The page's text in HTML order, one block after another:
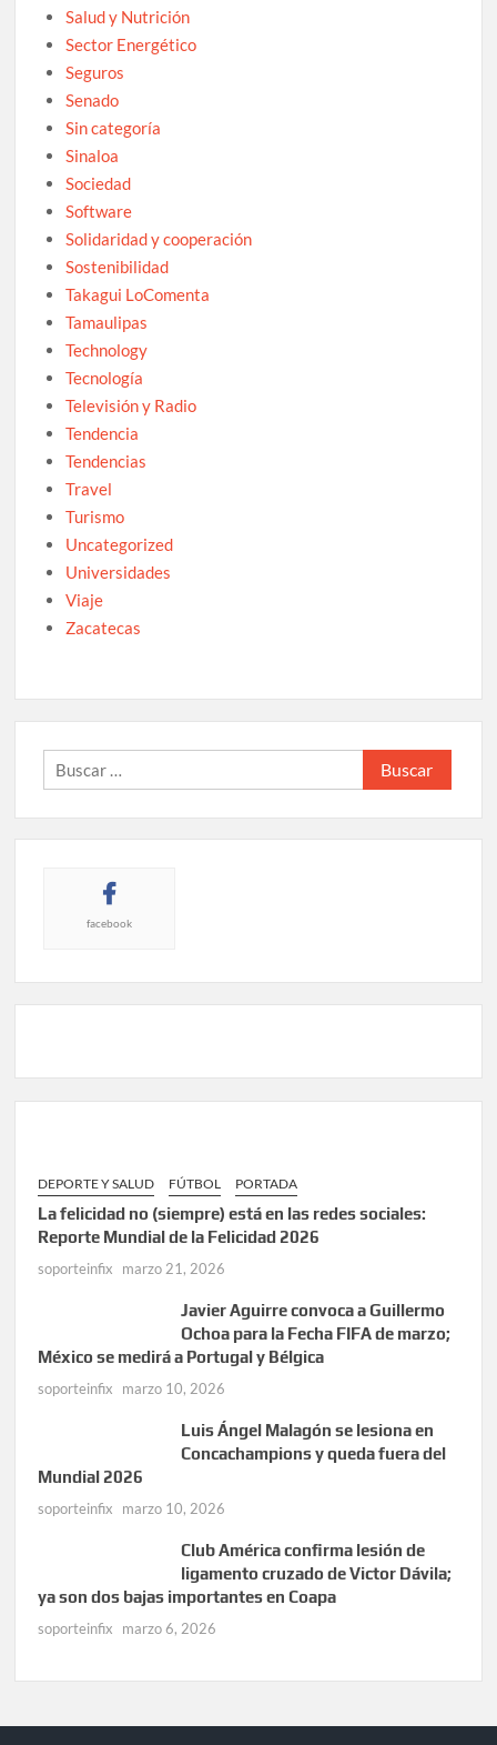
Salud y Nutrición
Sector Energético
Seguros
Senado
Sin categoría
Sinaloa
Sociedad
Software
Solidaridad y cooperación
Sostenibilidad
Takagui LoComenta
Tamaulipas
Technology
Tecnología
Televisión y Radio
Tendencia
Tendencias
Travel
Turismo
Uncategorized
Universidades
Viaje
Zacatecas
Buscar:
facebook
DEPORTE Y SALUD FÚTBOL PORTADA
La felicidad no (siempre) está en las redes sociales:
Reporte Mundial de la Felicidad 2026
soporteinfix marzo 21, 2026
Javier Aguirre convoca a Guillermo
Ochoa para la Fecha FIFA de marzo;
México se medirá a Portugal y Bélgica
soporteinfix marzo 10, 2026
Luis Ángel Malagón se lesiona en
Concachampions y queda fuera del
Mundial 2026
soporteinfix marzo 10, 2026
Club América confirma lesión de
ligamento cruzado de Victor Dávila;
ya son dos bajas importantes en Coapa
soporteinfix marzo 6, 2026